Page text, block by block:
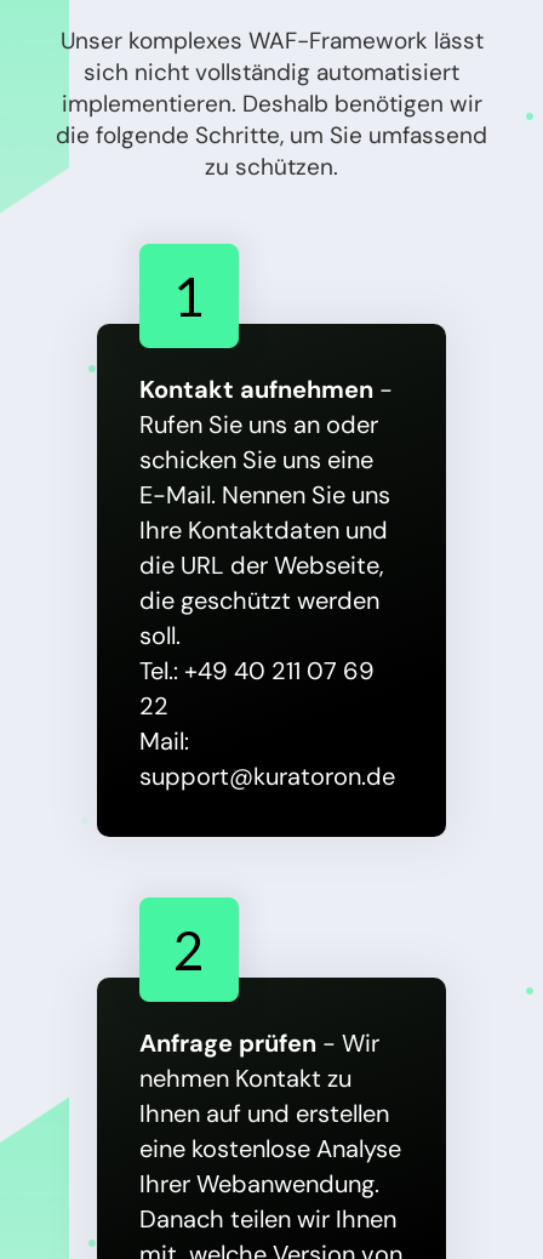
Unser komplexes WAF-Framework lässt
sich nicht vollständig automatisiert
implementieren. Deshalb benötigen wir
die folgende Schritte, um Sie umfassend
zu schützen.
1
Kontakt aufnehmen -
Rufen Sie uns an oder
schicken Sie uns eine
E-Mail. Nennen Sie uns
Ihre Kontaktdaten und
die URL der Webseite,
die geschützt werden
soll.
Tel.: +49 40 211 07 69
22
Mail:
support@kuratoron.de
2
Anfrage prüfen - Wir
nehmen Kontakt zu
Ihnen auf und erstellen
eine kostenlose Analyse
Ihrer Webanwendung.
Danach teilen wir Ihnen